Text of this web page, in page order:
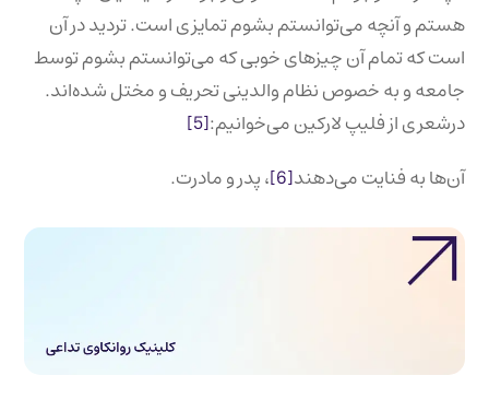
هستم و آنچه می‌توانستم بشوم تمایزی است. تردید در آن
است که تمام آن چیزهای خوبی که می‌توانستم بشوم توسط
جامعه و به خصوص نظام والدینی تحریف و مختل شده‌اند.
درشعری از فلیپ لارکین می‌خوانیم:[5]
آن‌ها به فنایت می‌دهند[6] ، پدر و مادرت.